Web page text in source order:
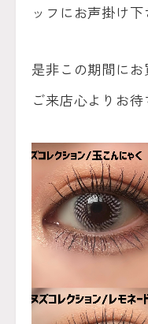
ッフにお声掛け下
是非この期間に
ご来店心よりお